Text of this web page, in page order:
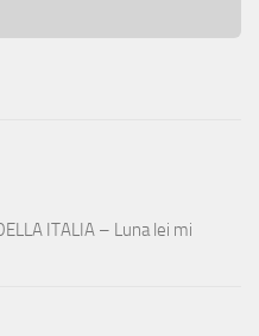
ITALIA – Luna lei mi